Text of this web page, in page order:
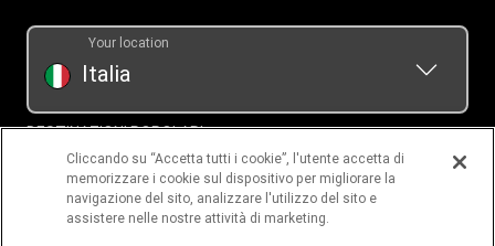
agenzie
Italia
Your location
DESTINAZIONI POPOLARI
Romania
Cliccando su “Accetta tutti i cookie”, l'utente accetta di
memorizzare i cookie sul dispositivo per migliorare la
navigazione del sito, analizzare l'utilizzo del sito e
assistere nelle nostre attività di marketing.